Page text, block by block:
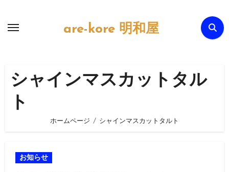
are-kore 明和屋
シャインマスカットタル
ト
ホームページ シャインマスカットタルト
お知らせ